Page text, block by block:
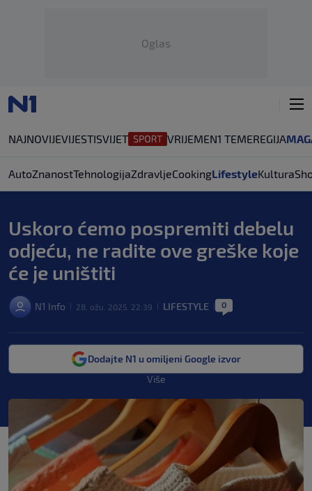
Oglas
NAJNOVIJEVIJESTISVIJET VRIJEMEN1 TEMEREGIJA
AutoZnanostTehnologijaZdravljeCookingLifestyleKultura
Uskoro ćemo pospremiti debelu
odjeću, ne radite ove greške koje
će je uništiti
N1 Info 28. ožu. 2025. 22:39 LIFESTYLE 0
Dodajte N1 u omiljeni Google izvor
Više